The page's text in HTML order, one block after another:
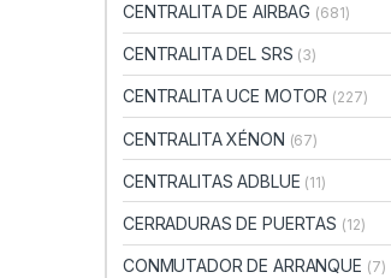
CENTRALITA DE AIRBAG (681)
CENTRALITA DEL SRS (3)
CENTRALITA UCE MOTOR (227)
CENTRALITA XÉNON (67)
CENTRALITAS ADBLUE (11)
CERRADURAS DE PUERTAS (12)
CONMUTADOR DE ARRANQUE (7)